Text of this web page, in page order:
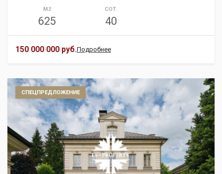
М2
625
СОТ.
40
150 000 000 руб.Подробнее
СПЕЦПРЕДЛОЖЕНИЕ